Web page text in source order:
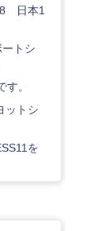
日本1
トシ
。
ットシ
を